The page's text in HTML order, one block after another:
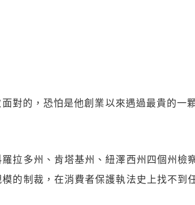
對的，恐怕是他創業以來遇過最貴的
拉多州、肯塔基州、紐澤西州四個州
的制裁，在消費者保護執法史上找不到